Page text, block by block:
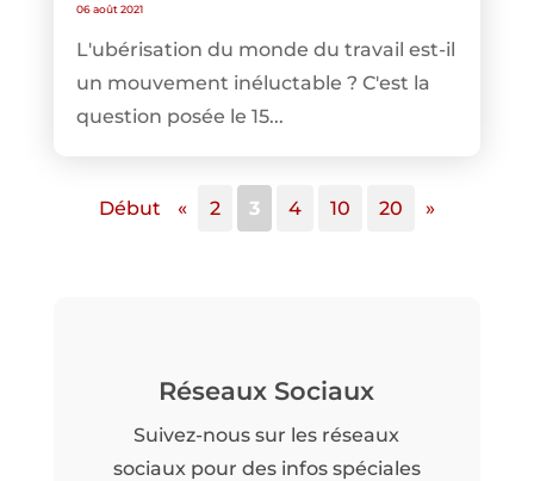
06 août 2021
L'ubérisation du monde du travail est-il
un mouvement inéluctable ? C'est la
question posée le 15...
Début « 2 3 4 10 20 »
Réseaux Sociaux
Suivez-nous sur les réseaux
sociaux pour des infos spéciales